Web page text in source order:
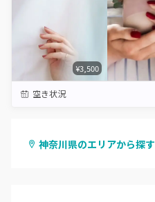
¥3,500
空き状況
神奈川県のエリアから探す